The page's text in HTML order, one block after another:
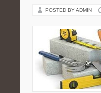
POSTED BY ADMIN